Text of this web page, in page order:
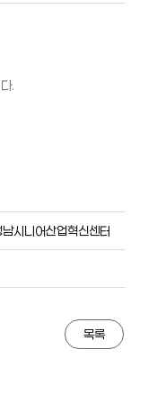
.
시니어산업혁신센터
목록